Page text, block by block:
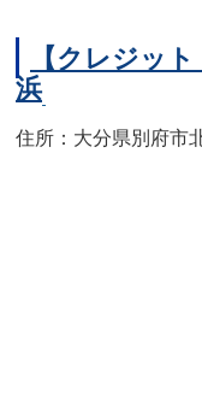
【クレジッ
浜
住所：大分県別府市